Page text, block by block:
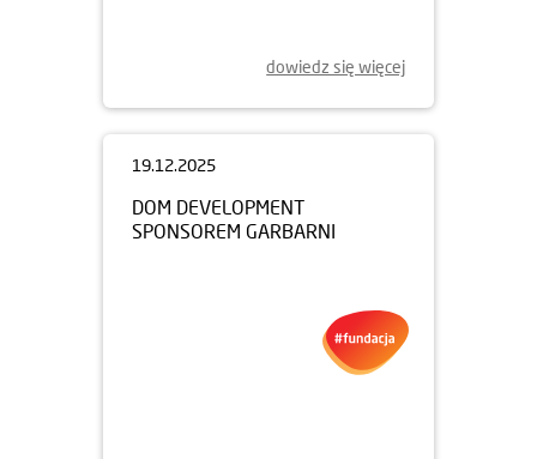
dowiedz się więcej